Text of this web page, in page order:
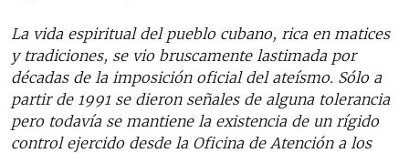
La vida espiritual del pueblo cubano, rica en matices
y tradiciones, se vio bruscamente lastimada por
décadas de la imposición oficial del ateísmo. Sólo a
partir de 1991 se dieron señales de alguna tolerancia
pero todavía se mantiene la existencia de un rígido
control ejercido desde la Oficina de Atención a los